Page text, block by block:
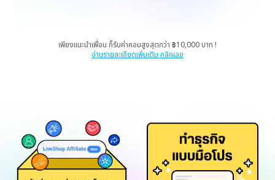
เพียงแนะนำเพื่อน ก็รับค่าคอมสูงสุดกว่า ฿10,000 บาท !
อ่านรายละเอียดเพิ่มเติม คลิกเลย